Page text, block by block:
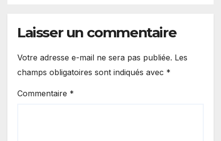
Laisser un commentaire
Votre adresse e-mail ne sera pas publiée. Les
champs obligatoires sont indiqués avec *
Commentaire *